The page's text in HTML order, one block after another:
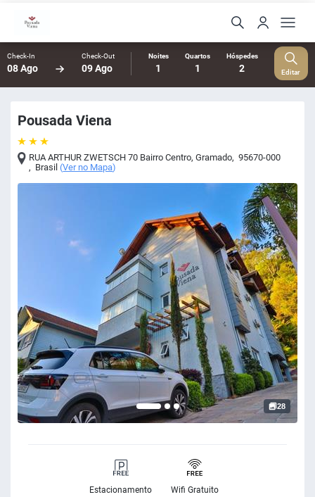
Check-In
08 Ago
Check-Out
09 Ago
Noites
1
Quartos
1
Hóspedes
2 Editar
Pousada Viena
RUA ARTHUR ZWETSCH 70 Bairro Centro,Gramado, 95670-000
, Brasil (Ver no Mapa)
28
Estacionamento
Wifi Gratuito